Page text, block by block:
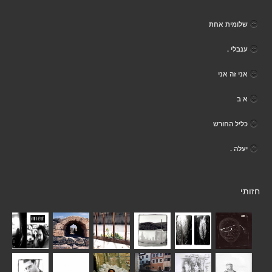
שלומית אחת
ענבלי .
אני זה אני
א ב
כליל החורש
יעלה .
חזותי